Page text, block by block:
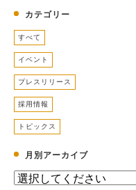
カテゴリー
すべて
イベント
プレスリリース
採用情報
トピックス
月別アーカイブ